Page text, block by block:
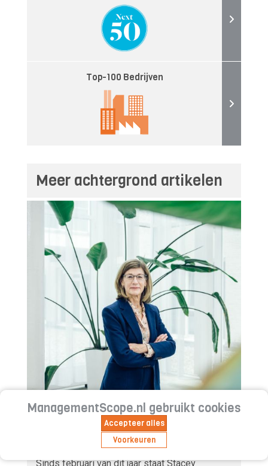
Top-100 Bedrijven
Meer achtergrond artikelen
Stacey Caywood (Wolters Kluwer):
‘Ai geeft ons nieuwe energie’
Sinds februari van dit jaar staat Stacey
ManagementScope.nl gebruikt cookies
Accepteer alles
Voorkeuren